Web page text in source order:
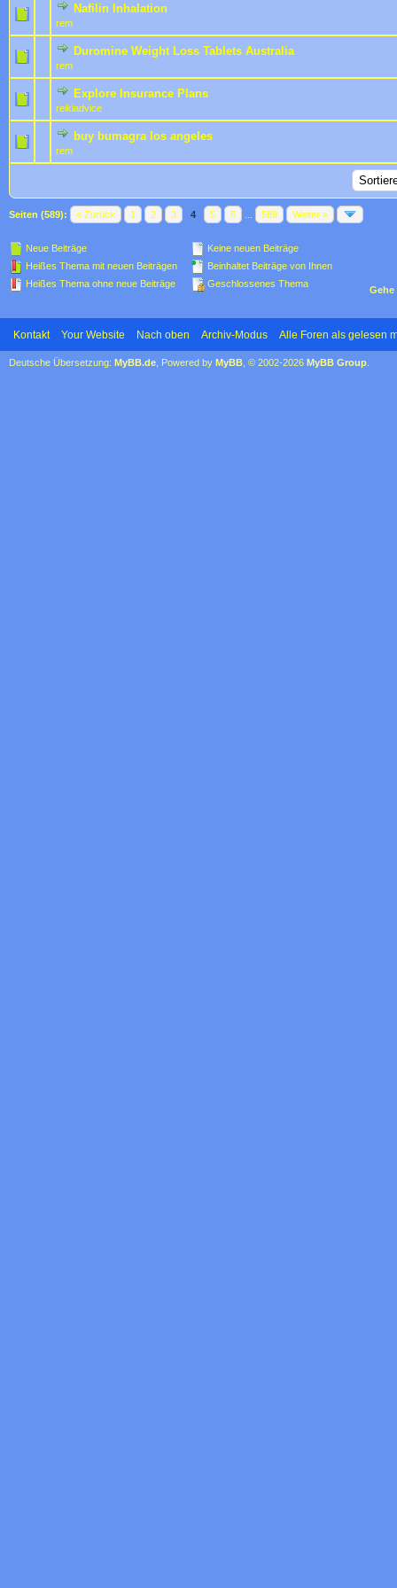
Nafilin Inhalation
rem
0 Bewertung(en) - 0 von 5 durchschnittlich
Duromine Weight Loss Tablets Australia
rem
0 Bewertung(en) - 0 von 5 durchschnittlich
123 45
Explore Insurance Plans
reikiadvice
0 Bewertung(en) - 0 von 5 durchschnittlich
1234
buy bumagra los angeles
rem
0 Bewertung(en) - 0 von 5 durchschnittlich
12345
Seiten (589): « Zurück 1 2 3 4 5 6 589 Weiter »
Neue Beiträge
Heißes Thema mit neuen Beiträgen
Heißes Thema ohne neue Beiträge
Keine neuen Beiträge
Beinhaltet Beiträge von Ihnen
Geschlossenes Thema
Gehe
Kontakt Your Website Nach oben Archiv-Modus Alle Foren als gelesen
Deutsche Übersetzung: MyBB.de , Powered by MyBB , © 2002-2026 MyBB Group